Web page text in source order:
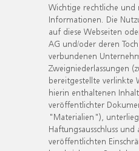
Wichtige rechtliche und
Informationen. Die
auf diese Webseiten
AG und/oder deren
verbundenen
Zweigniederlassungen
bereitgestellte verlinkte
hierin enthaltenen
veröffentlichter
"Materialien"),
Haftungsausschluss und
veröffentlichten